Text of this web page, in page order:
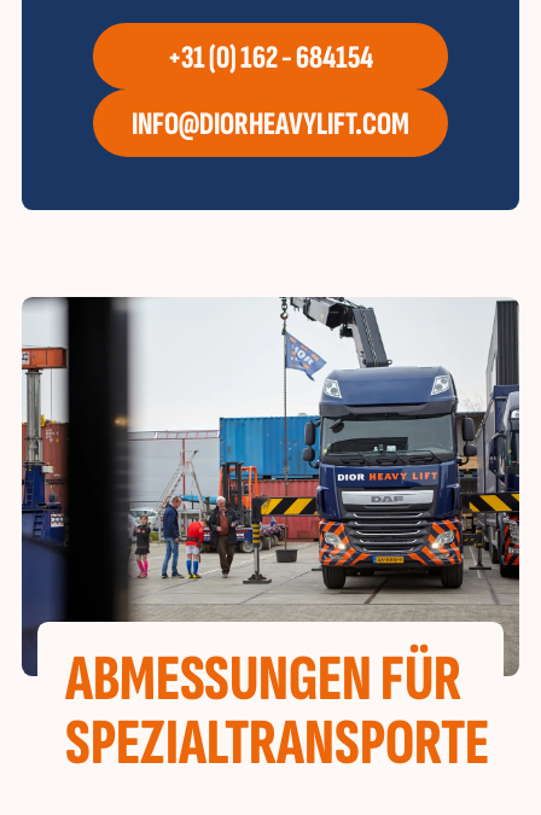
+31 (0) 162 - 684154
INFO@DIORHEAVYLIFT.COM
ABMESSUNGEN FÜR
SPEZIALTRANSPORTE